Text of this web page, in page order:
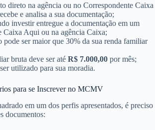
direto na agência ou no Correspondente Caixa
e analisa a sua documentação;
investir entregue a documentação em um
Caixa Aqui ou n​a agência Caixa;
pode ser maior que 30% da sua renda familiar
bruta deve ser até R$ 7.000,00 ​ por mês;
utilizado para sua moradia.
para se Inscrever no MCMV
em um dos perfis apresentados, é preciso
documentos: